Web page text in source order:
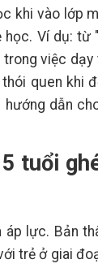
khi vào lớp
Ví dụ: từ
trong việc
quen khi
hướng dẫn
tuổi
lực. Bản
trẻ ở giai